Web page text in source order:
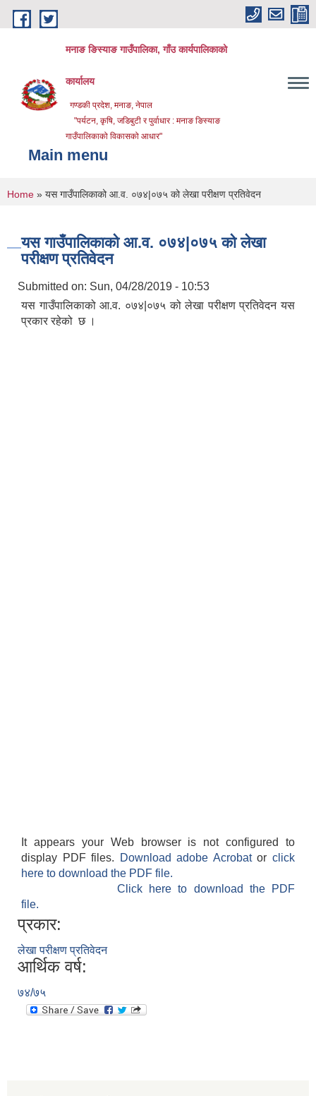
Skip to main content
मनाङ ङिस्याङ गाउँपालिका, गाँउ कार्यपालिकाको
कार्यालय
गण्डकी प्रदेश, मनाङ, नेपाल
"पर्यटन, कृषि, जडिबुटी र पुर्वाधार : मनाङ ङिस्याङ
गाउँपालिकाको विकासको आधार"
Main menu
You are here
Home » यस गाउँपालिकाको आ.व. ०७४|०७५ को लेखा परीक्षण प्रतिवेदन
यस गाउँपालिकाको आ.व. ०७४|०७५ को लेखा
परीक्षण प्रतिवेदन
Submitted on: Sun, 04/28/2019 - 10:53
यस गाउँपालिकाको आ.व. ०७४|०७५ को लेखा परीक्षण प्रतिवेदन यस
प्रकार रहेको छ ।
It appears your Web browser is not configured to
display PDF files.
Download adobe Acrobatorclick
here to download the PDF file.
Click here to download the PDF
file.
प्रकार:
लेखा परीक्षण प्रतिवेदन
आर्थिक वर्ष:
७४/७५